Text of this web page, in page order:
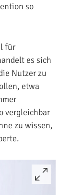
so
für
es sich
Nutzer zu
etwa
vergleichbar
zu wissen,